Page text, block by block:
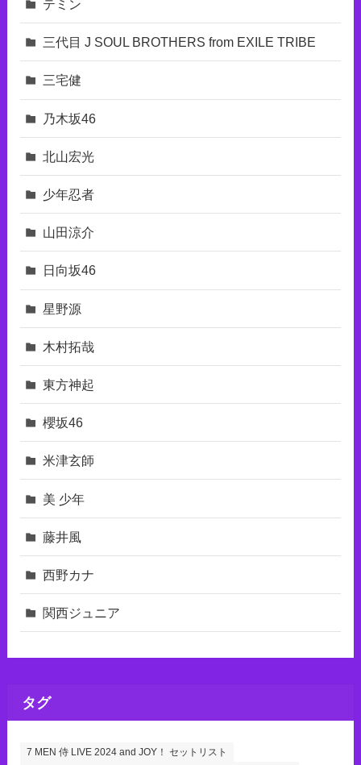
テミン
三代目 J SOUL BROTHERS from EXILE TRIBE
三宅健
乃木坂46
北山宏光
少年忍者
山田涼介
日向坂46
星野源
木村拓哉
東⽅神起
櫻坂46
米津玄師
美 少年
藤井風
西野カナ
関西ジュニア
タグ
7 MEN 侍 LIVE 2024 and JOY！ セットリスト